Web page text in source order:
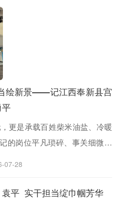
党建痛点，打造红色法律服务
绘新景——记江西奉新县宫
更是承载百姓柴米油盐、冷暖
的岗位平凡琐碎、事关细微，
07-28
平 实干担当绽巾帼芳华